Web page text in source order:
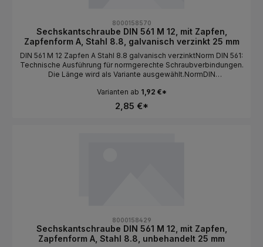
8000158570
Sechskantschraube DIN 561 M 12, mit Zapfen,
Zapfenform A, Stahl 8.8, galvanisch verzinkt 25 mm
DIN 561 M 12 Zapfen A Stahl 8.8 galvanisch verzinktNorm DIN 561:
Technische Ausführung für normgerechte Schraubverbindungen.
Die Länge wird als Variante ausgewählt.NormDIN
AGewindeartMetrischGewindeM
12MaterialStahlFestigkeit8.8Oberflächegalvanisch
verzinktAntriebAußensechskantLängeals Variante wählbar
Varianten ab 1,92 €*
2,85 €*
8000158429
Sechskantschraube DIN 561 M 12, mit Zapfen,
Zapfenform A, Stahl 8.8, unbehandelt 25 mm